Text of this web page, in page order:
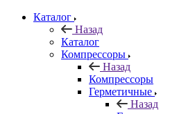
Каталог
Назад
Каталог
Компрессоры
Назад
Компрессоры
Герметичные
Назад